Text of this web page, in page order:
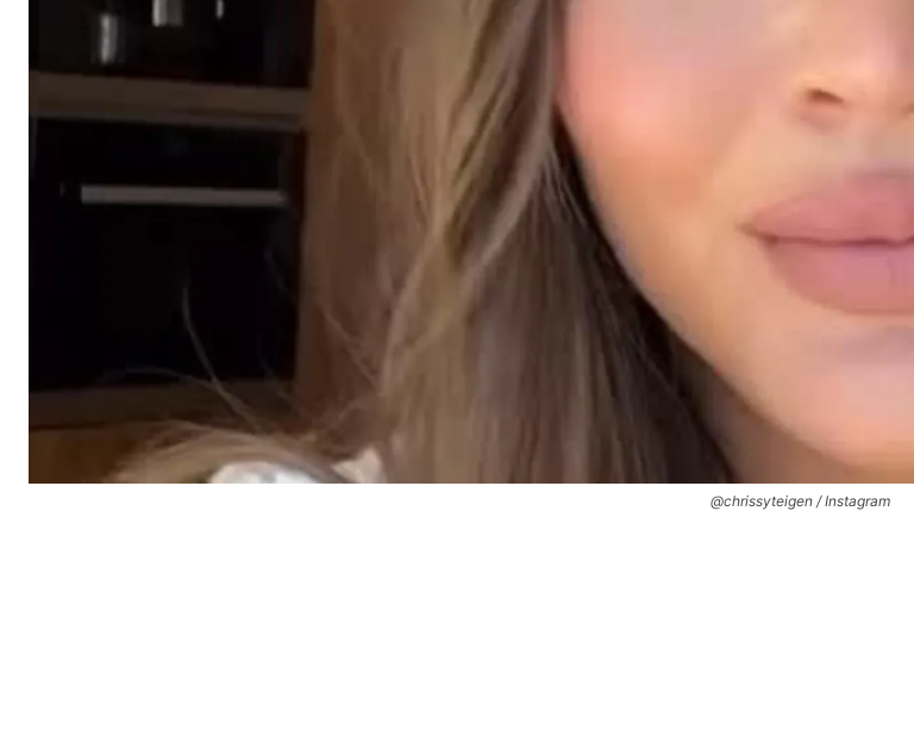
@chrissyteigen / Instagram